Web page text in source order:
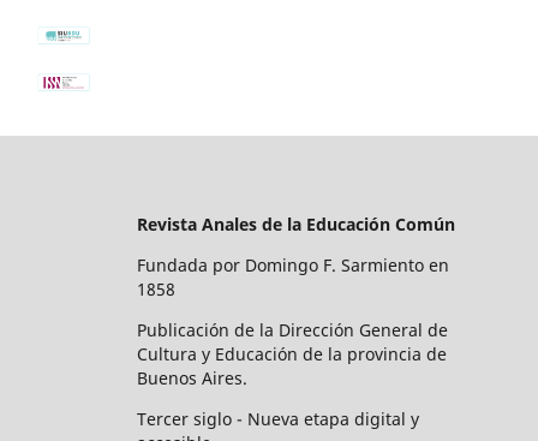
Revista Anales de la Educación Común
Fundada por Domingo F. Sarmiento en
1858
Publicación de la Dirección General de
Cultura y Educación de la provincia de
Buenos Aires.
Tercer siglo - Nueva etapa digital y